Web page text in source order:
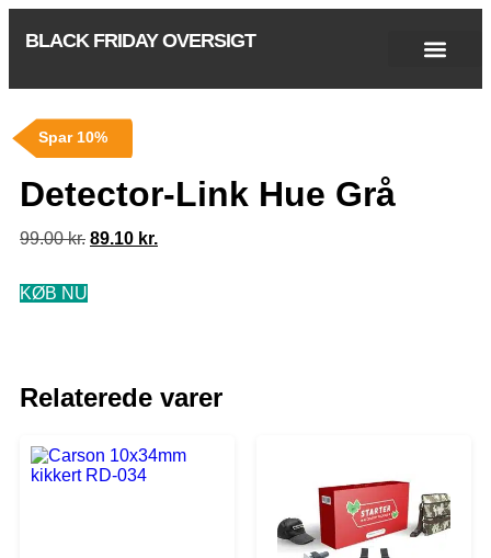
BLACK FRIDAY OVERSIGT
Spar 10%
Detector-Link Hue Grå
99.00kr. 89.10 kr.
KØB NU
Relaterede varer